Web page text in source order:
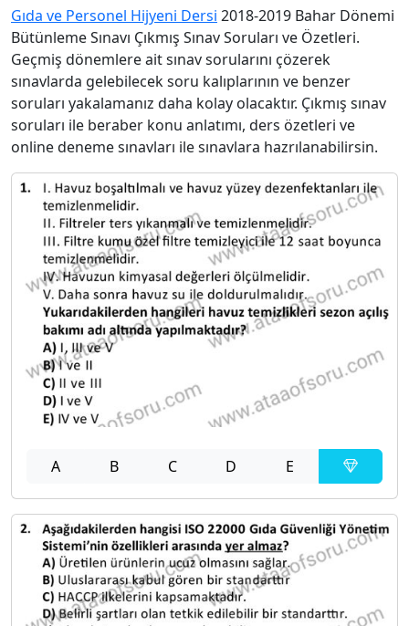
Gıda ve Personel Hijyeni Dersi 2018-2019 Bahar Dönemi
Bütünleme Sınavı Çıkmış Sınav Soruları ve Özetleri.
Geçmiş dönemlere ait sınav sorularını çözerek
sınavlarda gelebilecek soru kalıplarının ve benzer
soruları yakalamanız daha kolay olacaktır. Çıkmış sınav
soruları ile beraber konu anlatımı, ders özetleri ve
online deneme sınavları ile sınavlara hazrılanabilirsin.
A B C D E